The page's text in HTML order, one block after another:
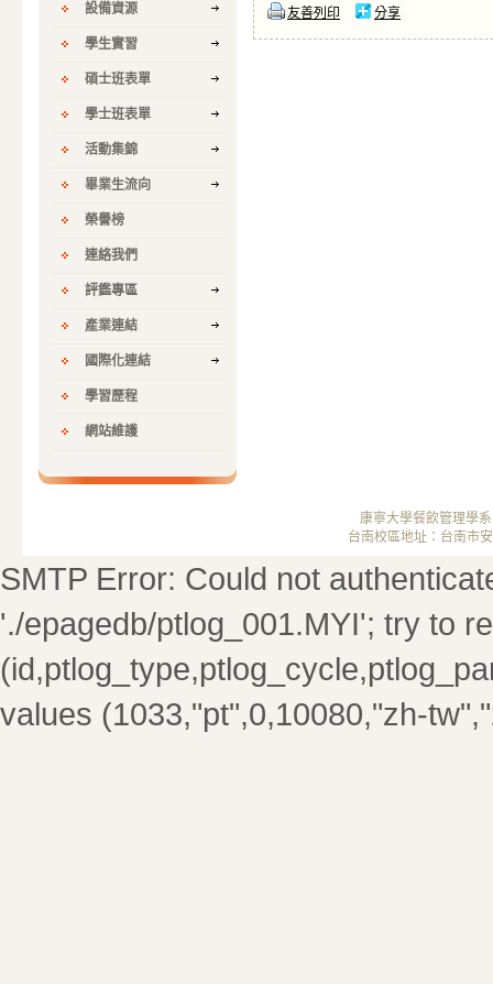
設備資源
學生實習
碩士班表單
學士班表單
活動集錦
畢業生流向
榮譽榜
連絡我們
評鑑專區
產業連結
國際化連結
學習歷程
網站維護
友善列印 分享
康寧大學餐飲管理學
台南校區地址：台南市
SMTP Error: Could not
'./epagedb/ptlog_001.MYI'; try to
values (1033,"pt",0,10080,"zh-